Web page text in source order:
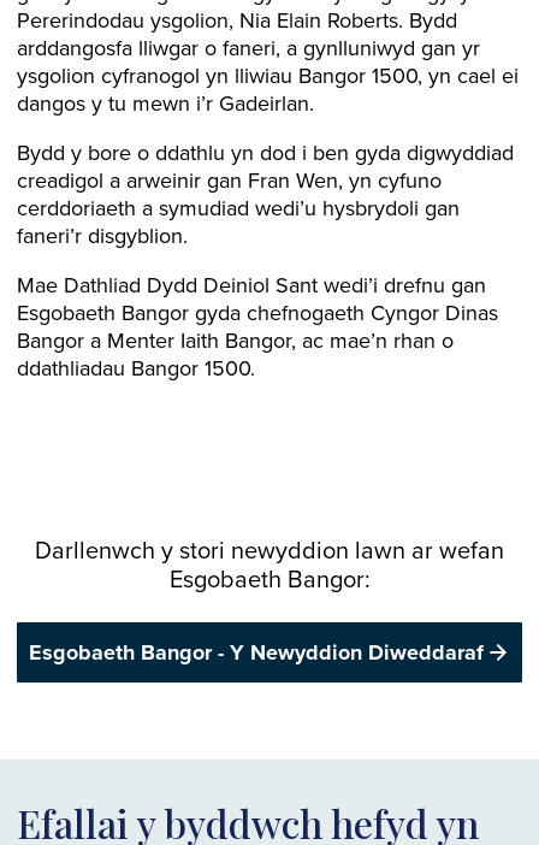
Pererindodau ysgolion, Nia Elain Roberts. Bydd
arddangosfa lliwgar o faneri, a gynlluniwyd gan yr
ysgolion cyfranogol yn lliwiau Bangor 1500, yn cael ei
dangos y tu mewn i’r Gadeirlan.
Bydd y bore o ddathlu yn dod i ben gyda digwyddiad
creadigol a arweinir gan Fran Wen, yn cyfuno
cerddoriaeth a symudiad wedi’u hysbrydoli gan
faneri’r disgyblion.
Mae Dathliad Dydd Deiniol Sant wedi’i drefnu gan
Esgobaeth Bangor gyda chefnogaeth Cyngor Dinas
Bangor a Menter Iaith Bangor, ac mae’n rhan o
ddathliadau Bangor 1500.
Darllenwch y stori newyddion lawn ar wefan
Esgobaeth Bangor:
Esgobaeth Bangor - Y Newyddion Diweddaraf
Efallai y byddwch hefyd yn